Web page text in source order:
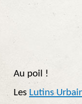
Au poil !
Les Lutins